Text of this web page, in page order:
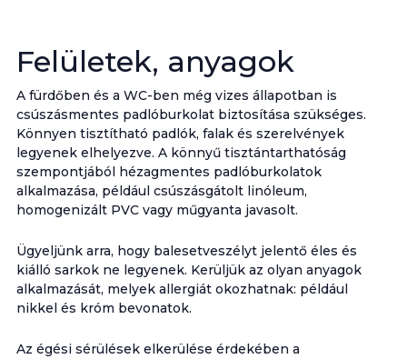
Felületek, anyagok
A fürdőben és a WC-ben még vizes állapotban is
csúszásmentes padlóburkolat biztosítása szükséges.
Könnyen tisztítható padlók, falak és szerelvények
legyenek elhelyezve. A könnyű tisztántarthatóság
szempontjából hézagmentes padlóburkolatok
alkalmazása, például csúszásgátolt linóleum,
homogenizált PVC vagy műgyanta javasolt.
Ügyeljünk arra, hogy balesetveszélyt jelentő éles és
kiálló sarkok ne legyenek. Kerüljük az olyan anyagok
alkalmazását, melyek allergiát okozhatnak: például
nikkel és króm bevonatok.
Az égési sérülések elkerülése érdekében a